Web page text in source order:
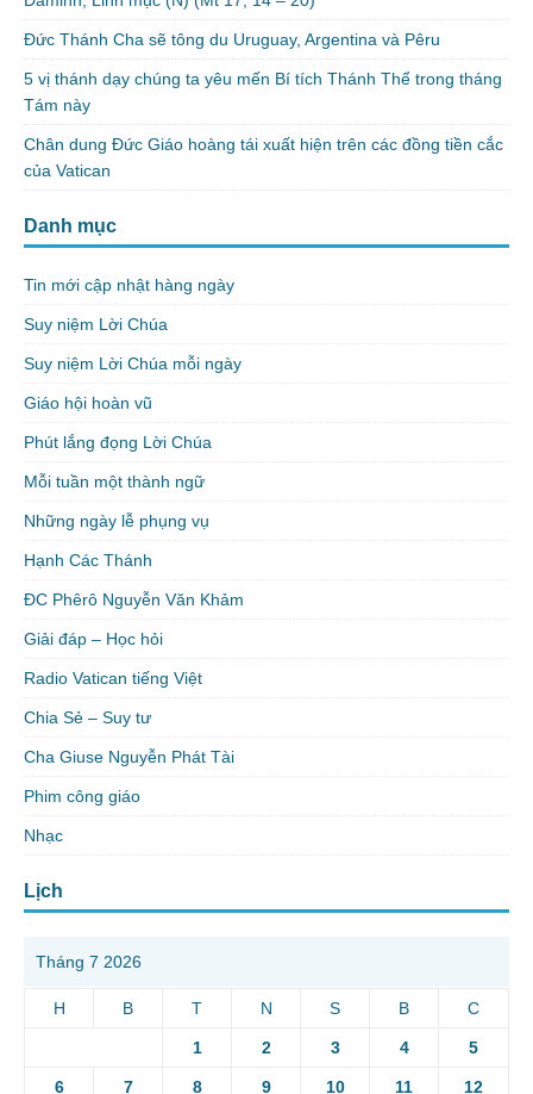
Đức Thánh Cha sẽ tông du Uruguay, Argentina và Pêru
5 vị thánh dạy chúng ta yêu mến Bí tích Thánh Thể trong tháng
Tám này
Chân dung Đức Giáo hoàng tái xuất hiện trên các đồng tiền cắc
của Vatican
Danh mục
Tin mới cập nhật hàng ngày
Suy niệm Lời Chúa
Suy niệm Lời Chúa mỗi ngày
Giáo hội hoàn vũ
Phút lắng đọng Lời Chúa
Mỗi tuần một thành ngữ
Những ngày lễ phụng vụ
Hạnh Các Thánh
ĐC Phêrô Nguyễn Văn Khảm
Giải đáp – Học hỏi
Radio Vatican tiếng Việt
Chia Sẻ – Suy tư
Cha Giuse Nguyễn Phát Tài
Phim công giáo
Nhạc
Lịch
Tháng 7 2026
H B T N S B C
1 2 3 4 5
6 7 8 9 10 11 12